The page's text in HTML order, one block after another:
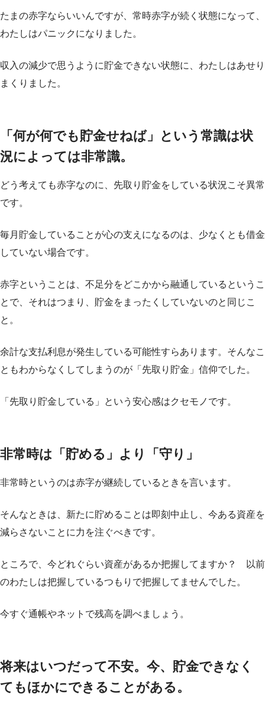
たまの赤字ならいいんですが、常時赤字が続く状態になって、
わたしはパニックになりました。
収入の減少で思うように貯金できない状態に、わたしはあせり
まくりました。
「何が何でも貯金せねば」という常識は状
況によっては非常識。
どう考えても赤字なのに、先取り貯金をしている状況こそ異常
です。
毎月貯金していることが心の支えになるのは、少なくとも借金
していない場合です。
赤字ということは、不足分をどこかから融通しているというこ
とで、それはつまり、貯金をまったくしていないのと同じこ
と。
余計な支払利息が発生している可能性すらあります。そんなこ
ともわからなくしてしまうのが「先取り貯金」信仰でした。
「先取り貯金している」という安心感はクセモノです。
非常時は「貯める」より「守り」
非常時というのは赤字が継続しているときを言います。
そんなときは、新たに貯めることは即刻中止し、今ある資産を
減らさないことに力を注ぐべきです。
ところで、今どれぐらい資産があるか把握してますか？ 以前
のわたしは把握しているつもりで把握してませんでした。
今すぐ通帳やネットで残高を調べましょう。
将来はいつだって不安。今、貯金できなく
てもほかにできることがある。